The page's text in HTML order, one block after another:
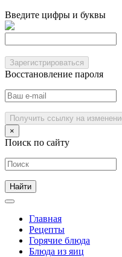
Введите цифры и буквы
Зарегистрироваться
Восстановление пароля
Получить ссылку на
×
Поиск по сайту
Главная
Рецепты
Горячие блюда
Блюда из яиц